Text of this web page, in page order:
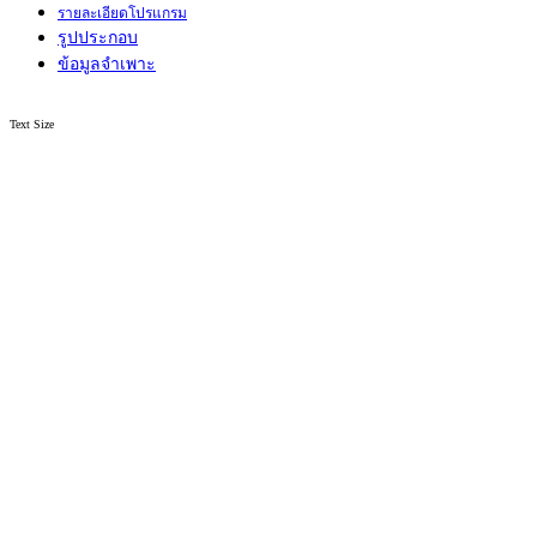
รายละเอียดโปรแกรม
รูปประกอบ
ข้อมูลจำเพาะ
Text Size